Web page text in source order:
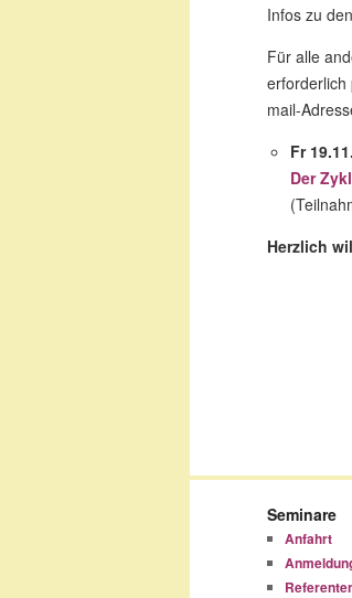
Infos zu
Für alle
erforderlich
mail-
Fr
Der
Herzlich
Seminare
Anfahrt